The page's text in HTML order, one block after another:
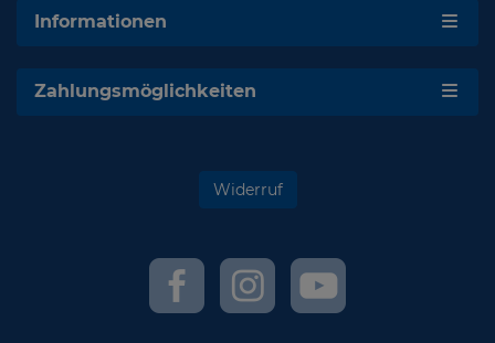
Informationen
Zahlungsmöglichkeiten
Widerruf